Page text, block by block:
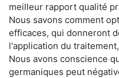
meilleur rapport qualité
Nous savons comment
efficaces, qui donneront
l'application du
Nous avons conscience
germaniques peut